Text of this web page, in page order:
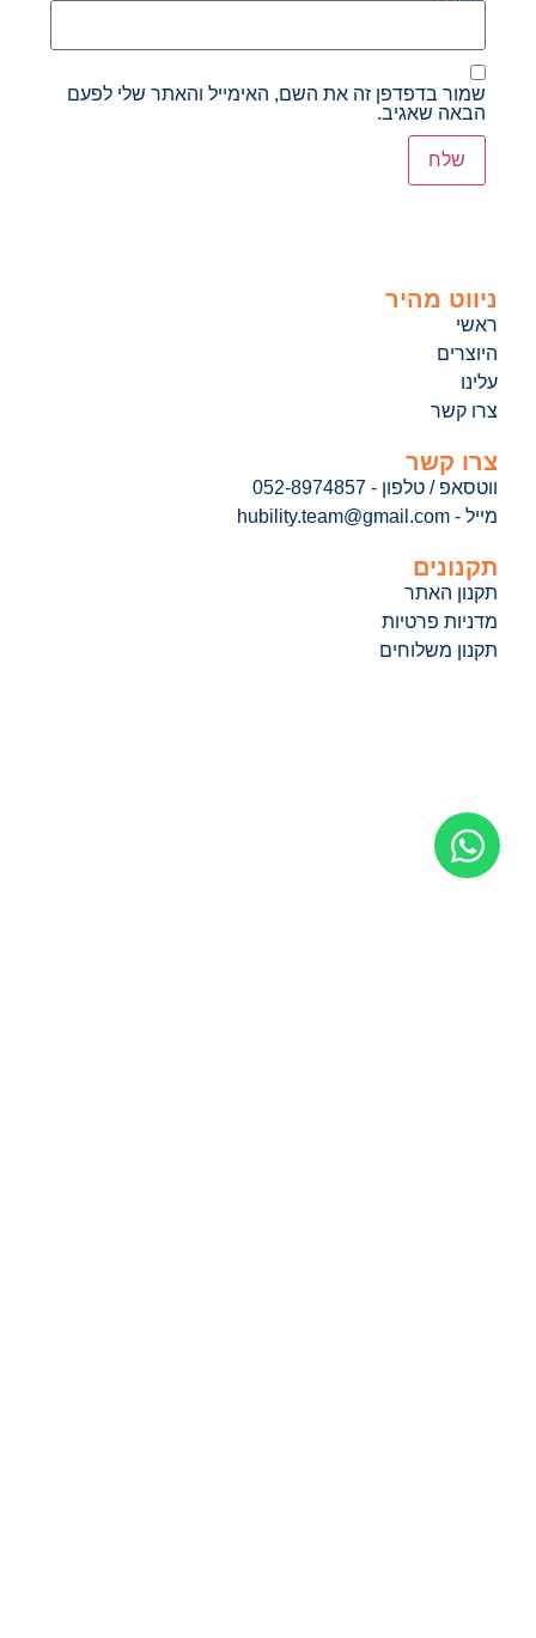
שמור בדפדפן זה את השם, האימייל והאתר שלי לפעם
הבאה שאגיב.
ניווט מהיר
ראשי
היוצרים
עלינו
צרו קשר
צרו קשר
ווטסאפ / טלפון - 052-8974857
מייל - hubility.team@gmail.com
תקנונים
תקנון האתר
מדניות פרטיות
תקנון משלוחים